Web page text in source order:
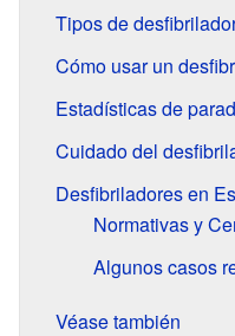
Tipos de
Cómo usar un
Estadísticas de
Cuidado del
Desfibriladores en
Normativas y
Algunos casos
Véase también